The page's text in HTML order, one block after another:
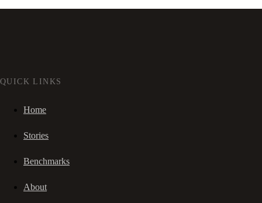
QUICK LINKS
Home
Stories
Benchmarks
About